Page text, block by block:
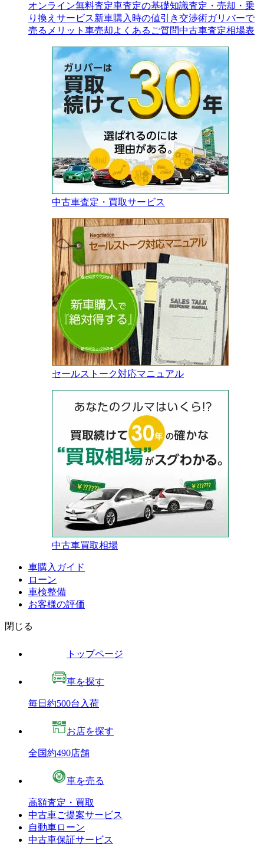
オンライン無料査定車査定の基礎知識査定・売却・乗
り換えサービス新車購入時の値引き交渉術ガリバーで
売るメリット 車売却よくあるご質問中古車査定相場表
中古車査定・買取サービス
セールストーク対応マニュアル
中古車買取相場
車購入ガイド
ローン
車検整備
お客様の評価
閉じる
トップページ
車を探す
毎日約500台入荷
お店を探す
全国約490店舗
車を売る
高額査定・買取
中古車ご提案サービス
自動車ローン
中古車保証サービス